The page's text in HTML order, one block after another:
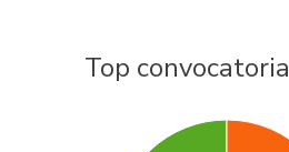
Top convocatoria